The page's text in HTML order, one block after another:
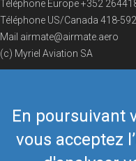
En poursuivant
vous acceptez
Téléphone Europe+352
Téléphone US/Canada 418-
Mail airmate@airmate.aero
(c) Myriel Aviation SA
© 2019 Airmate - Conditions